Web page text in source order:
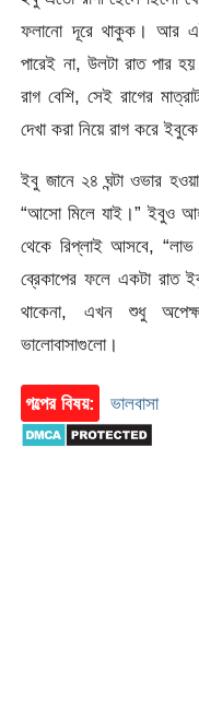
ফলানো দূরে থাকুক। আর এই
পারেই না, উলটা রাত পার হয়
রাগ বেশি, সেই রাগের
দেখা করা নিয়ে রাগ করে
ইবু জানে ২৪ ঘন্টা ওভার
“আসো মিলে যাই।” ইবুও
থেকে রিপ্লাই আসবে,
ব্রেকাপের ফলে একটা রাত
থাকেনা, এখন শুধু
ভালোবাসাগুলো।
গল্পের বিষয়: ভালবাসা